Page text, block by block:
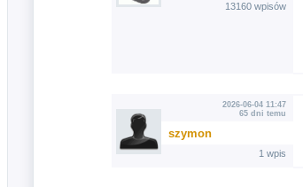
13160 wpisów
2026-06-04 11:47
65 dni temu
szymon
1 wpis